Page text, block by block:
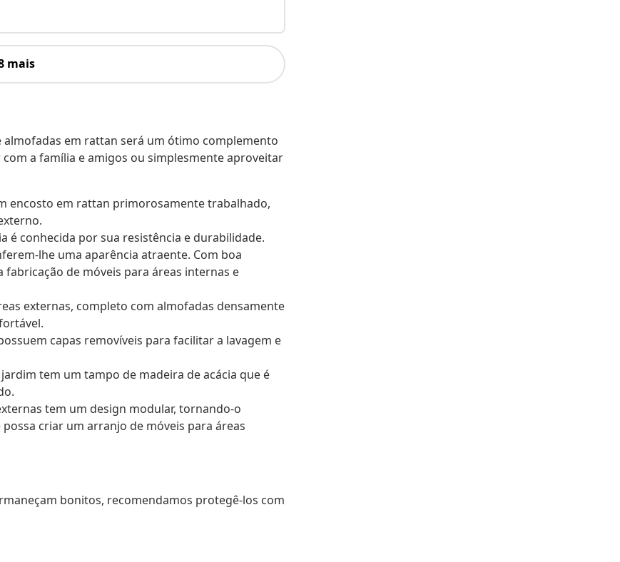
mais
em rattan será um ótimo complemento
a família e amigos ou simplesmente aproveitar
encosto em rattan primorosamente trabalhado,
é conhecida por sua resistência e durabilidade.
lhe uma aparência atraente. Com boa
de móveis para áreas internas e
externas, completo com almofadas densamente
capas removíveis para facilitar a lavagem e
tem um tampo de madeira de acácia que é
tem um design modular, tornando-o
criar um arranjo de móveis para áreas
bonitos, recomendamos protegê-los com